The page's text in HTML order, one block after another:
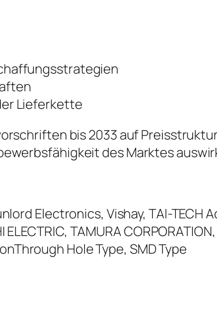
Lieferkette
bis 2033 auf
des Marktes
Electronics, Vishay, TAI-TECH
TAMURA
Hole Type, SMD Type